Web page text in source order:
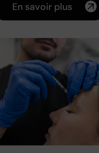
En savoir plus